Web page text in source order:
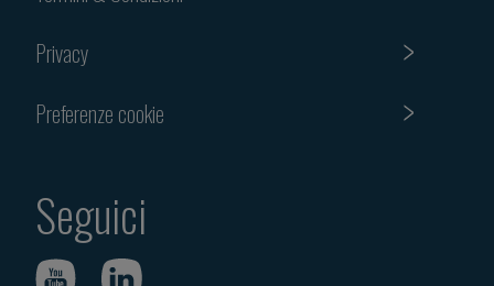
Privacy
Preferenze cookie
Seguici